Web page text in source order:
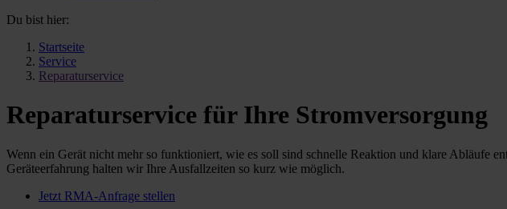
Du bist hier:
Startseite
Service
Reparaturservice
Reparaturservice für Ihre Stromversorgung
Wenn ein Gerät nicht mehr so funktioniert, wie es soll sind schnelle Reaktion und klare Abläufe
Geräteerfahrung halten wir Ihre Ausfallzeiten so kurz wie möglich.
Jetzt RMA-Anfrage stellen